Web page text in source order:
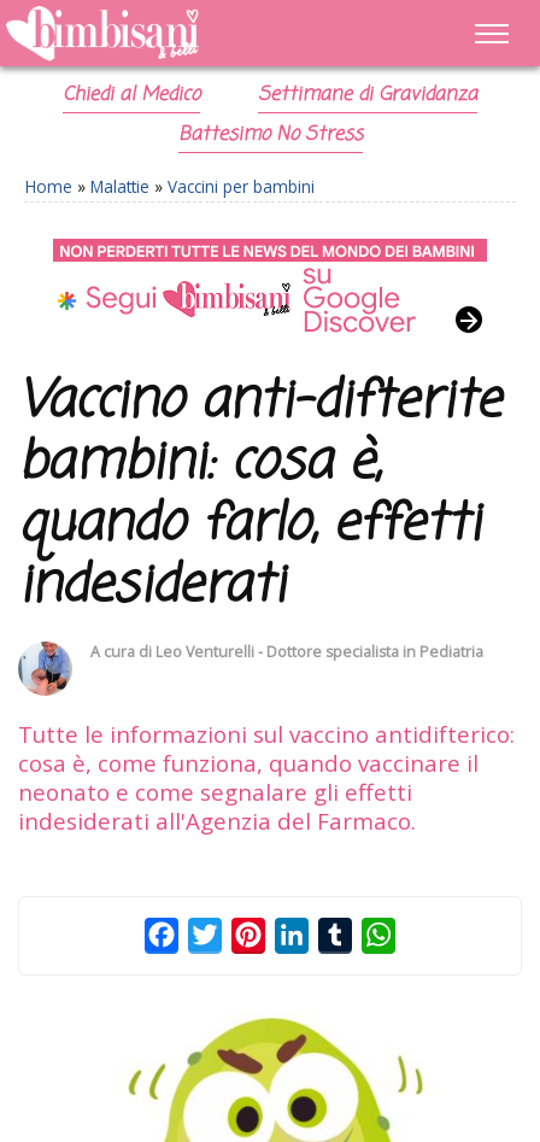
Chiedi al Medico
Settimane di Gravidanza
Battesimo No Stress
Home » Malattie » Vaccini per bambini
Vaccino anti-difterite
bambini: cosa è,
quando farlo, effetti
indesiderati
A cura di Leo Venturelli - Dottore specialista in Pediatria
Tutte le informazioni sul vaccino antidifterico:
cosa è, come funziona, quando vaccinare il
neonato e come segnalare gli effetti
indesiderati all'Agenzia del Farmaco.
FacebookTwitterPinterestLinkedInTumblr